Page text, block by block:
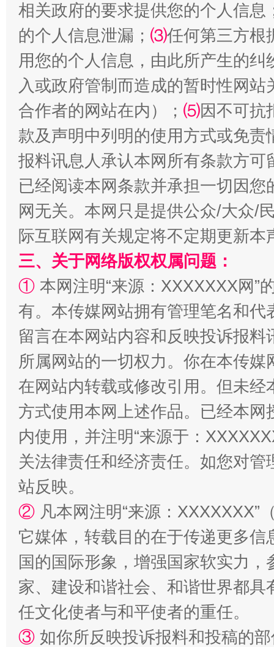
相关政府的要求提供您的个人信息
的个人信息泄漏； ⑶任何第三方根
用您的个人信息，由此所产生的纠
入或政府管制而造成的暂时性网
合作者的网站在内）； ⑸因不可抗
款及声明中列明的使用方式或免责
报料讯息人承认本网所有条款方
已经阅读本网条款并承担一切因
网无关。本网只是提供公众/大众/
际互联网有关规定将不定期更新本
三、关于网络版权权属问题：
① 本网注明“来源：XXXXXXX网”
有。本传媒网站拥有管理笔名和
留言在本网站内容和反映投诉报
所属网站的一切权力。你在本传
在网站内转载或修改引用。但未
方式使用本网上述作品。已经本
内使用，并注明“来源于：
关法律责任和经济责任。如您对
站反映。
② 凡本网注明“来源：
它媒体，转载目的在于传递更多
国的国际形象，增强国家软实力
家、建设和谐社会、和谐世界都
任文化使者与和平使者的重任。
③ 如你所反映投诉报料和投稿的